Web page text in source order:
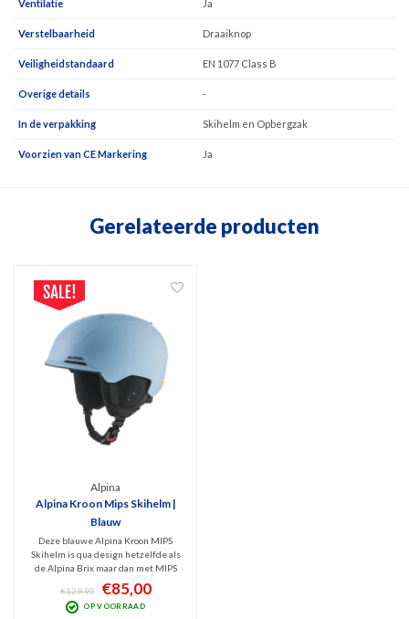
Ventilatie Ja
Verstelbaarheid Draaiknop
Veiligheidstandaard EN 1077 Class B
Overige details -
In de verpakking Skihelm en Opbergzak
Voorzien van CE Markering Ja
Gerelateerde producten
Alpina
Alpina Kroon Mips Skihelm |
Blauw
Deze blauwe Alpina Kroon MIPS
Skihelm is qua design hetzelfde als
de Alpina Brix maar dan met MIPS
als extra beschermingstechniek.
Deze veilige, goed ventilerende,
Inmold skihelm is vederlicht, stevig
€129,95 €85,00
OP VOORRAAD